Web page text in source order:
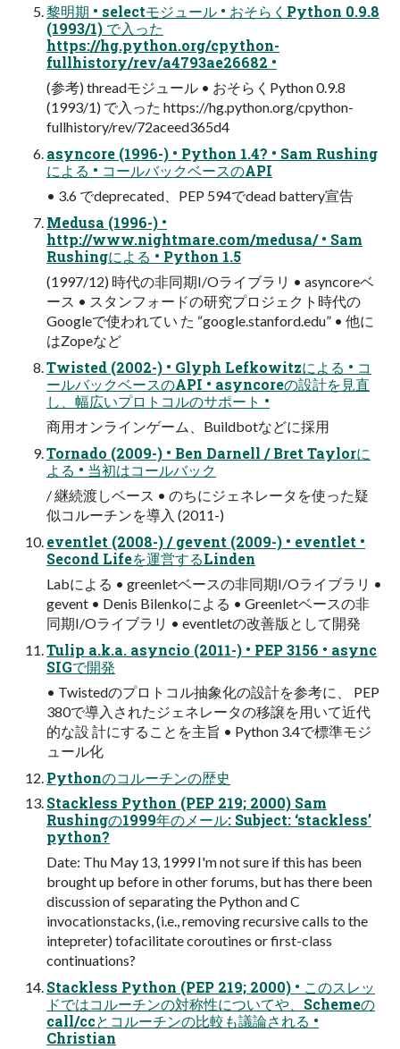
黎明期 • selectモジュール • おそらくPython 0.9.8
(1993/1) で入った
https://hg.python.org/cpython-
fullhistory/rev/a4793ae26682 •
(参考) threadモジュール • おそらくPython 0.9.8
(1993/1) で入った https://hg.python.org/cpython-
fullhistory/rev/72aceed365d4
asyncore (1996-) • Python 1.4? • Sam Rushing
による • コールバックベースのAPI
• 3.6 でdeprecated、PEP 594でdead battery宣告
Medusa (1996-) •
http://www.nightmare.com/medusa/ • Sam
Rushingによる • Python 1.5
(1997/12) 時代の非同期I/Oライブラリ • asyncoreベ
ース • スタンフォードの研究プロジェクト時代の
Googleで使われてい た “google.stanford.edu” • 他に
はZopeなど
Twisted (2002-) • Glyph Lefkowitzによる • コ
ールバックベースのAPI • asyncoreの設計を見直
し、幅広いプロトコルのサポート •
商用オンラインゲーム、Buildbotなどに採用
Tornado (2009-) • Ben Darnell / Bret Taylorに
よる • 当初はコールバック
/ 継続渡しベース • のちにジェネレータを使った疑
似コルーチンを導入 (2011-)
eventlet (2008-) / gevent (2009-) • eventlet •
Second Lifeを運営するLinden
Labによる • greenletベースの非同期I/Oライブラリ •
gevent • Denis Bilenkoによる • Greenletベースの非
同期I/Oライブラリ • eventletの改善版として開発
Tulip a.k.a. asyncio (2011-) • PEP 3156 • async
SIGで開発
• Twistedのプロトコル抽象化の設計を参考に、 PEP
380で導入されたジェネレータの移譲を用いて近代
的な設 計にすることを主旨 • Python 3.4で標準モジ
ュール化
Pythonのコルーチンの歴史
Stackless Python (PEP 219; 2000) Sam
Rushingの1999年のメール: Subject: ‘stackless’
python?
Date: Thu May 13, 1999 I'm not sure if this has been
brought up before in other forums, but has there been
discussion of separating the Python and C
invocationstacks, (i.e., removing recursive calls to the
intepreter) tofacilitate coroutines or first-class
continuations?
Stackless Python (PEP 219; 2000) • このスレッ
ドではコルーチンの対称性についてや、Schemeの
call/ccとコルーチンの比較も議論される •
Christian